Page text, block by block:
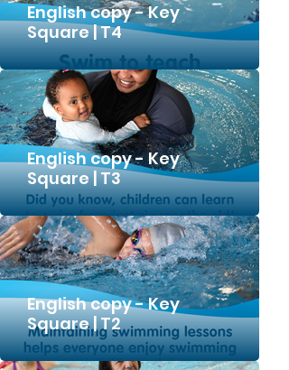
English copy - Key
Square | T4
English copy - Key
Square | T3
English copy - Key
Square | T2